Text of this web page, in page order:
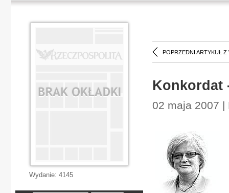
POPRZEDNI ARTYKUŁ Z
Konkordat
02 maja 2007 |
Wydanie: 4145